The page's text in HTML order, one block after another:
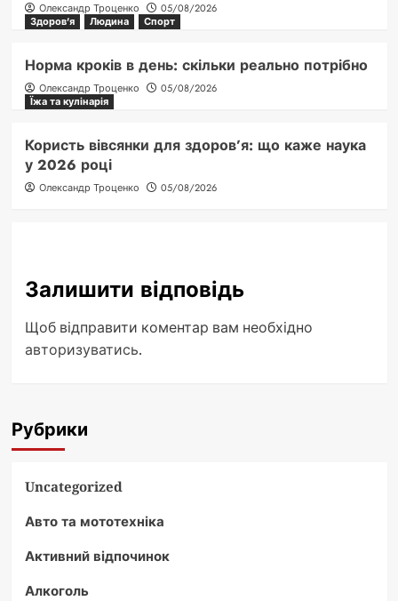
Олександр Троценко
05/08/2026
Здоров'я
Людина Спорт
Норма кроків в день: скільки реально потрібно
Олександр Троценко
05/08/2026
Їжа та кулінарія
Користь вівсянки для здоров’я: що каже наука
у 2026 році
Олександр Троценко 05/08/2026
Залишити відповідь
Щоб відправити коментар вам необхідно
авторизуватись.
Рубрики
Uncategorized
Авто та мототехніка
Активний відпочинок
Алкоголь